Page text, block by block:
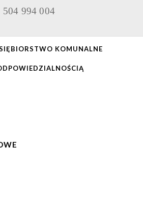
504 994 004
KOMUNALNE